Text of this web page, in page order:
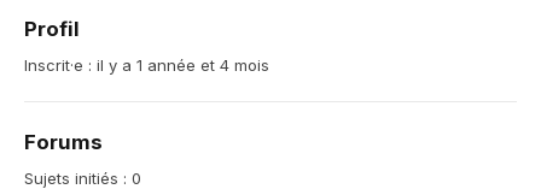
Profil
Inscrit·e : il y a 1 année et 4 mois
Forums
Sujets initiés : 0